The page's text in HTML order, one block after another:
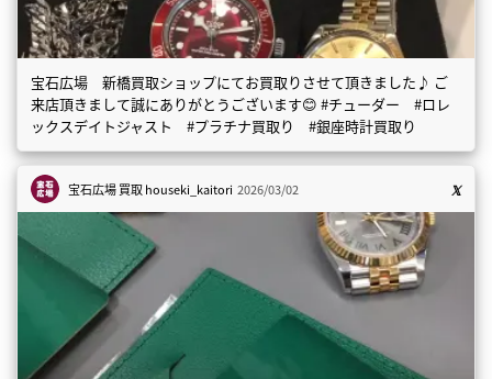
宝石広場 新橋買取ショップにてお買取りさせて頂きました♪ ご
来店頂きまして誠にありがとうございます😊 #チューダー #ロレ
ックスデイトジャスト #プラチナ買取り #銀座時計買取り
宝石広場 買取houseki_kaitori 2026/03/02